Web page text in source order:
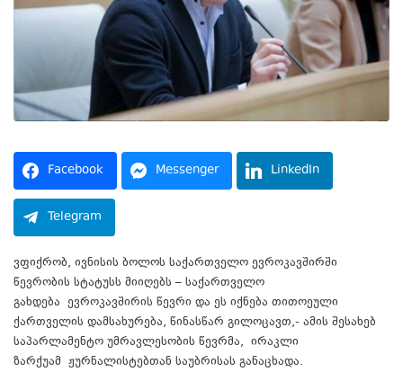
Facebook Messenger LinkedIn
Telegram
ვფიქრობ, ივნისის ბოლოს საქართველო ევროკავშირში
წევრობის სტატუსს მიიღებს – საქართველო
გახდება ევროკავშირის წევრი და ეს იქნება თითოეული
ქართველის დამსახურება, წინასწარ გილოცავთ,- ამის შესახებ
საპარლამენტო უმრავლესობის წევრმა, ირაკლი
ზარქუამ ჟურნალისტებთან საუბრისას განაცხადა.